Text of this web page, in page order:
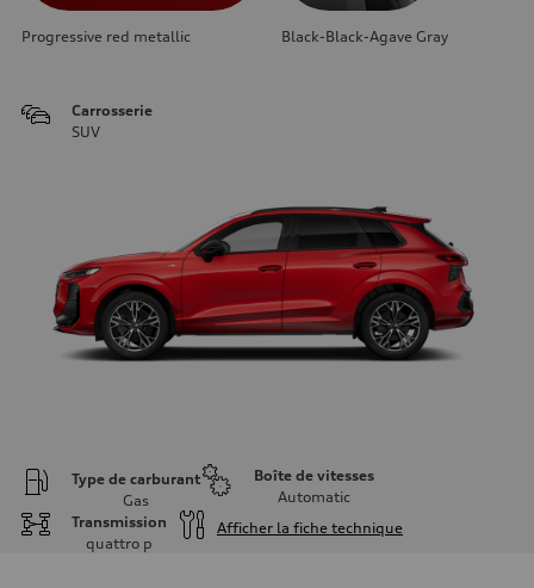
Progressive red metallic Black-Black-Agave Gray
Carrosserie
SUV
Type de carburant
Gas
Boîte de vitesses
Automatic
Transmission
quattro p
Afficher la fiche technique